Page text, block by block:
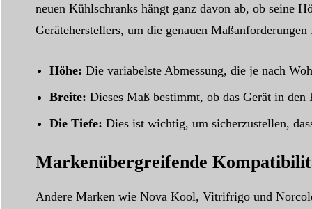
neuen Kühlschranks hängt ganz davon ab, ob seine
Geräteherstellers, um die genauen
Höhe: Die variabelste Abmessung, die je nach
Breite: Dieses Maß bestimmt, ob das Gerät in
Die Tiefe: Dies ist wichtig, um sicherzustellen,
Markenübergreifende
Andere Marken wie Nova Kool, Vitrifrigo und